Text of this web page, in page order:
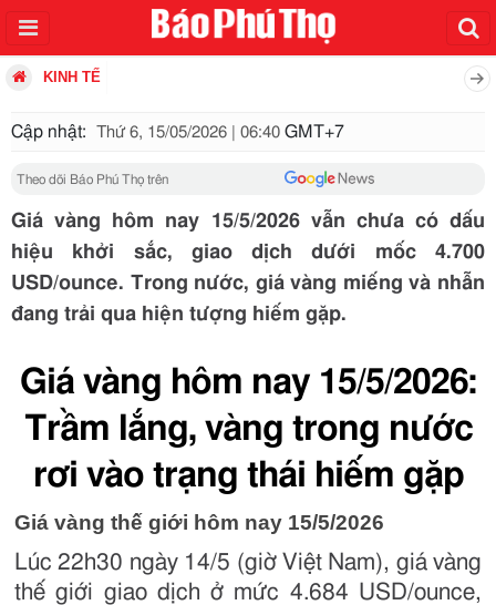
KINH TẾ
Cập nhật: Thứ 6, 15/05/2026 | 06:40 GMT+7
Theo dõi Báo Phú Thọ trên
Giá vàng hôm nay 15/5/2026 vẫn chưa có dấu
hiệu khởi sắc, giao dịch dưới mốc 4.700
USD/ounce. Trong nước, giá vàng miếng và nhẫn
đang trải qua hiện tượng hiếm gặp.
Giá vàng hôm nay 15/5/2026:
Trầm lắng, vàng trong nước
rơi vào trạng thái hiếm gặp
Giá vàng thế giới hôm nay 15/5/2026
Lúc 22h30 ngày 14/5 (giờ Việt Nam), giá vàng
thế giới giao dịch ở mức 4.684 USD/ounce,